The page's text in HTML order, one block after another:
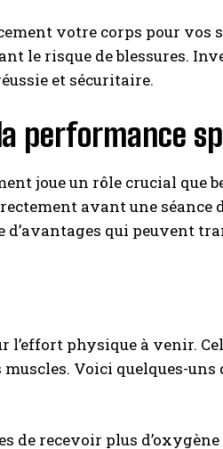
votre corps pour vos
le risque de blessures.
et sécuritaire.
performance
joue un rôle crucial que
avant une séance
qui peuvent
physique à venir.
Voici quelques-uns
de recevoir plus d’oxygène